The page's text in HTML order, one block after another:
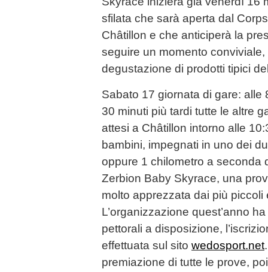
sfilata che sarà aperta dal
Châtillon e che anticiperà la
seguire un momento
degustazione di prodotti tipici
Sabato 17 giornata di gare: alle
30 minuti più tardi tutte le altre
attesi a Châtillon intorno alle
bambini, impegnati in uno dei
oppure 1 chilometro a seconda
Zerbion Baby Skyrace, una
molto apprezzata dai più piccoli
L’organizzazione quest’anno
pettorali a disposizione,
effettuata sul sito wedosport.net
premiazione di tutte le prove,